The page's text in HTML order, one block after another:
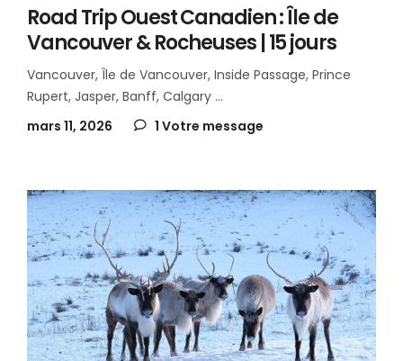
Road Trip Ouest Canadien : Île de
Vancouver & Rocheuses | 15 jours
Vancouver, Île de Vancouver, Inside Passage, Prince
Rupert, Jasper, Banff, Calgary
mars 11, 2026
1 Votre message